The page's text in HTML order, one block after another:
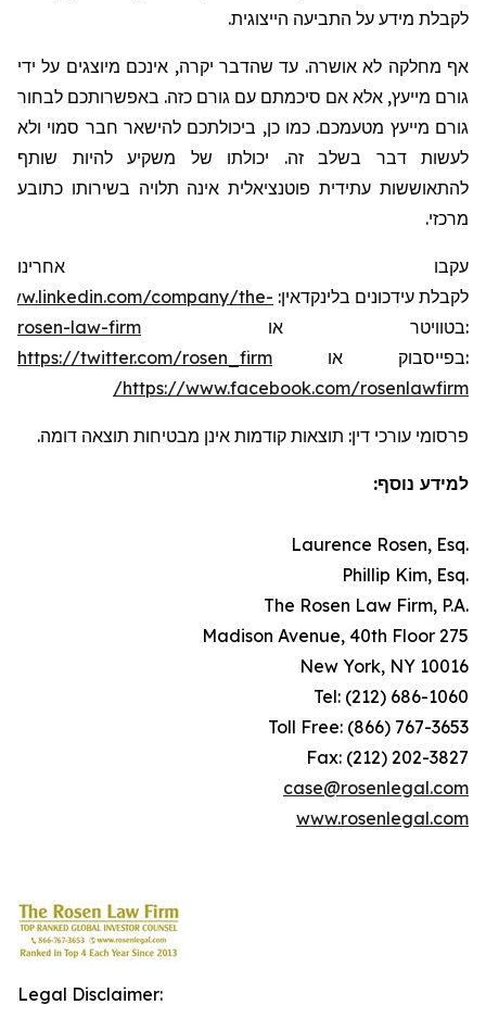
לקבלת מידע על התביעה הייצוגית.
אף מחלקה לא אושרה. עד שהדבר יקרה, אינכם מיוצגים על ידי
גורם מייעץ, אלא אם סיכמתם עם גורם כזה. באפשרותכם לבחור
גורם מייעץ מטעמכם. כמו כן, ביכולתכם להישאר חבר סמוי ולא
לעשות דבר בשלב זה. יכולתו של משקיע להיות שותף
להתאוששות עתידית פוטנציאלית אינה תלויה בשירותו כתובע
מרכזי.
עקבו אחרינו
לקבלת עידכונים בלינקדאין:
company/the-
rosen-law-firm או בטוויטר:
https://twitter.com/rosen_firm או בפייסבוק:
https://www.facebook.com/rosenlawfirm/
פרסומי עורכי דין: תוצאות קודמות אינן מבטיחות תוצאה דומה.
למידע נוסף:
.Laurence Rosen, Esq
.Phillip Kim, Esq
.The Rosen Law Firm, P.A
275 Madison Avenue, 40th Floor
New York, NY 10016
Tel: (212) 686-1060
Toll Free: (866) 767-3653
Fax: (212) 202-3827
case@rosenlegal.com
www.rosenlegal.com
Legal Disclaimer: